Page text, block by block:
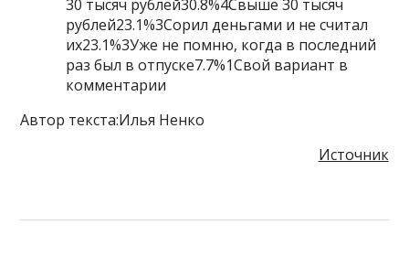
30 тысяч рублей30.8%4Свыше 30 тысяч
рублей23.1%3Сорил деньгами и не считал
их23.1%3Уже не помню, когда в последний
раз был в отпуске7.7%1Свой вариант в
комментарии
Автор текста:Илья Ненко
Источник